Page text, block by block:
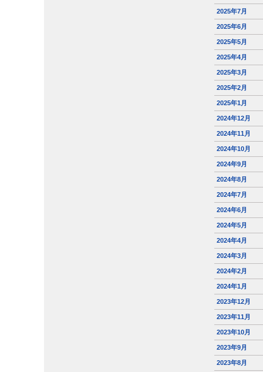
2025年7月
2025年6月
2025年5月
2025年4月
2025年3月
2025年2月
2025年1月
2024年12月
2024年11月
2024年10月
2024年9月
2024年8月
2024年7月
2024年6月
2024年5月
2024年4月
2024年3月
2024年2月
2024年1月
2023年12月
2023年11月
2023年10月
2023年9月
2023年8月